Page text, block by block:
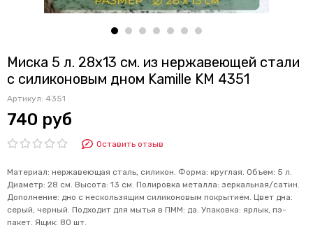
Миска 5 л. 28х13 см. из нержавеющей стали
c силиконовым дном Kamille KM 4351
Артикул: 4351
740 руб
Оставить отзыв
Материал: нержавеющая сталь, силикон. Форма: круглая. Объем: 5 л.
Диаметр: 28 см. Высота: 13 см. Полировка металла: зеркальная/сатин.
Дополнение: дно с нескользящим силиконовым покрытием. Цвет дна:
серый, черный. Подходит для мытья в ПММ: да. Упаковка: ярлык, пэ-
пакет. Ящик: 80 шт.